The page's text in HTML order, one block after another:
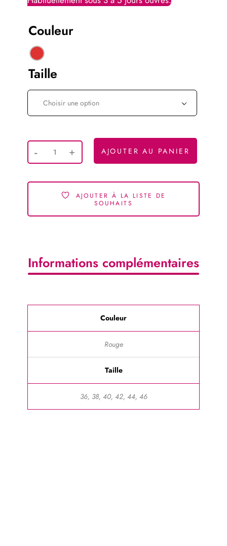
Couleur
Taille
Choisir une option
AJOUTER AU PANIER
AJOUTER À LA LISTE DE
SOUHAITS
Informations complémentaires
Couleur
Rouge
Taille
36, 38, 40, 42, 44, 46